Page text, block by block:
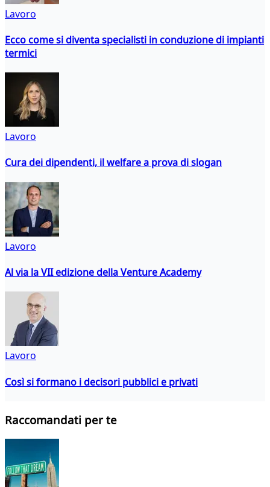
Lavoro
Ecco come si diventa specialisti in conduzione di impianti
termici
Lavoro
Cura dei dipendenti, il welfare a prova di slogan
Lavoro
Al via la VII edizione della Venture Academy
Lavoro
Così si formano i decisori pubblici e privati
Raccomandati per te